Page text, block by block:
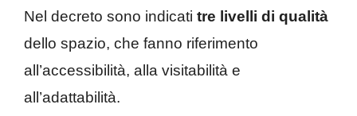
Nel decreto sono indicati tre livelli di qualità
dello spazio, che fanno riferimento
all’accessibilità, alla visitabilità e
all’adattabilità.